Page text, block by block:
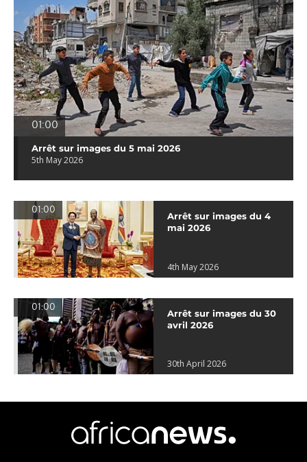
01:00
Arrêt sur images du 5 mai 2026
5th May 2026
01:00
Arrêt sur images du 4
mai 2026
4th May 2026
01:00
Arrêt sur images du 30
avril 2026
30th April 2026